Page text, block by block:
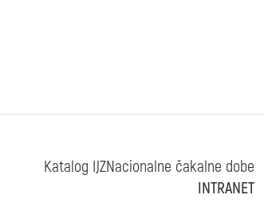
Katalog IJZNacionalne čakalne dobe
INTRANET